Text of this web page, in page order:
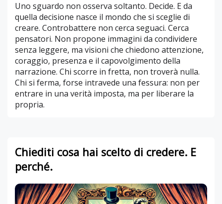
Uno sguardo non osserva soltanto. Decide. E da
quella decisione nasce il mondo che si sceglie di
creare. Controbattere non cerca seguaci. Cerca
pensatori. Non propone immagini da condividere
senza leggere, ma visioni che chiedono attenzione,
coraggio, presenza e il capovolgimento della
narrazione. Chi scorre in fretta, non troverà nulla.
Chi si ferma, forse intravede una fessura: non per
entrare in una verità imposta, ma per liberare la
propria.
Chiediti cosa hai scelto di credere. E
perché.